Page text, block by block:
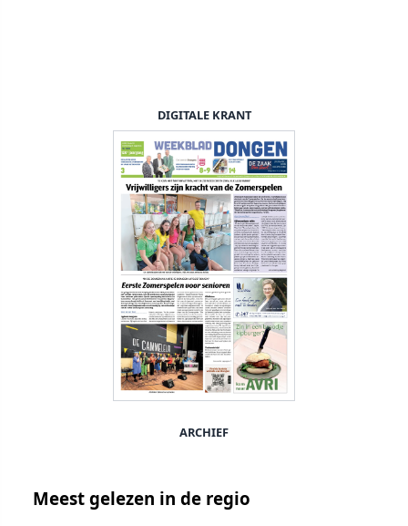
DIGITALE KRANT
ARCHIEF
Meest gelezen in de regio